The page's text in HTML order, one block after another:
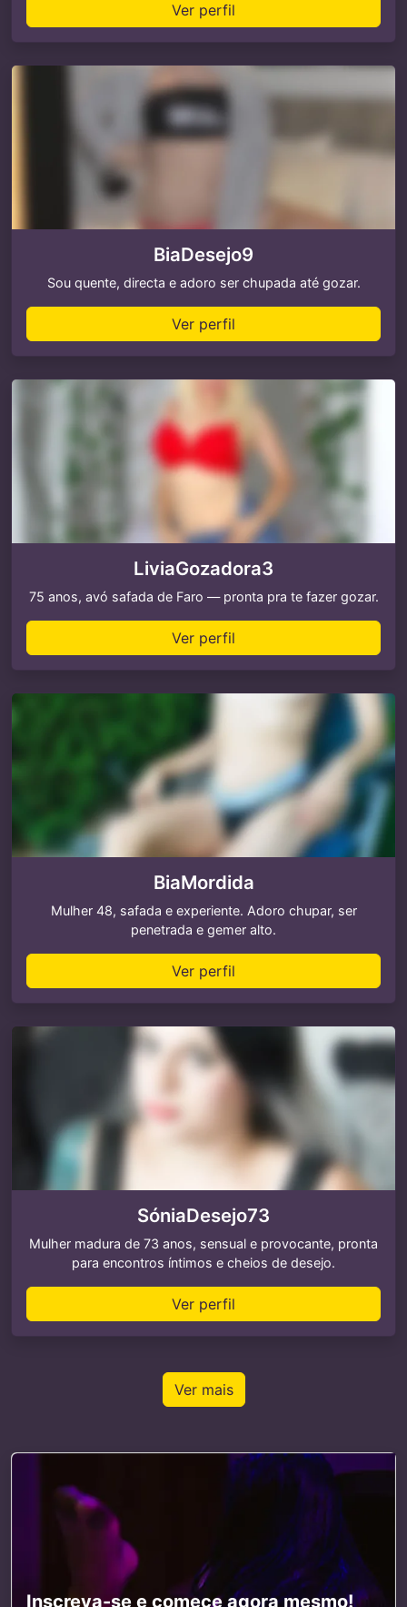
Ver perfil
BiaDesejo9
Sou quente, directa e adoro ser chupada até gozar.
Ver perfil
LiviaGozadora3
75 anos, avó safada de Faro — pronta pra te fazer gozar.
Ver perfil
BiaMordida
Mulher 48, safada e experiente. Adoro chupar, ser
penetrada e gemer alto.
Ver perfil
SóniaDesejo73
Mulher madura de 73 anos, sensual e provocante, pronta
para encontros íntimos e cheios de desejo.
Ver perfil
Ver mais
Inscreva-se e comece agora mesmo!